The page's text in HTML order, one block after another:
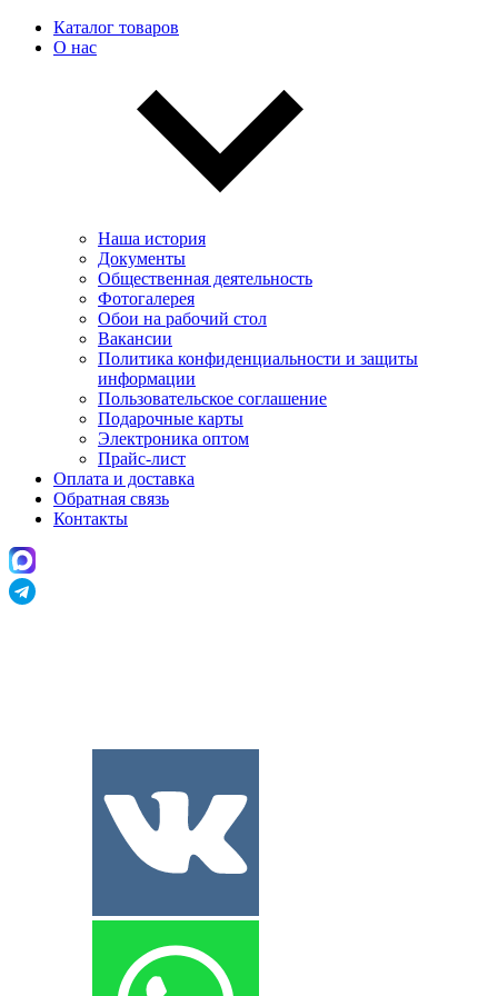
Каталог товаров
О нас
Наша история
Документы
Общественная деятельность
Фотогалерея
Обои на рабочий стол
Вакансии
Политика конфиденциальности и защиты
информации
Пользовательскоe соглашение
Подарочные карты
Электроника оптом
Прайс-лист
Оплата и доставка
Обратная связь
Контакты